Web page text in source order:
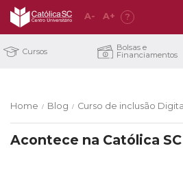
A- A+ ?
Cursos Bolsas e
Financiamentos
Home / Blog / Curso de inclusão
Acontece na Católica SC